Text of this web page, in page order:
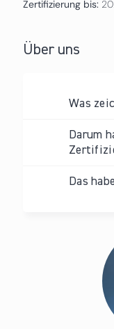
Zertifizierung bis:
Über uns
Was
Darum
Das